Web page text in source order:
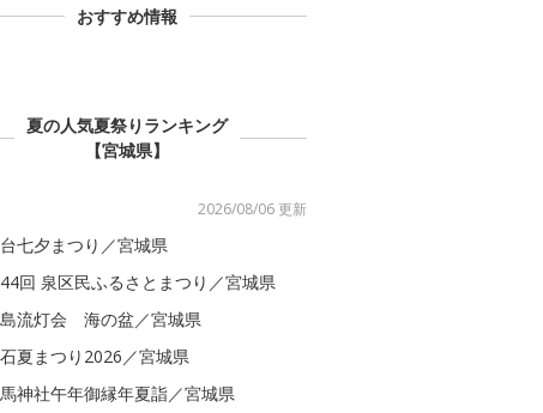
おすすめ情報
夏の人気夏祭りランキング
【宮城県】
2026/08/06 更新
七夕まつり／宮城県
回 泉区民ふるさとまつり／宮城県
流灯会 海の盆／宮城県
夏まつり2026／宮城県
神社午年御縁年夏詣／宮城県